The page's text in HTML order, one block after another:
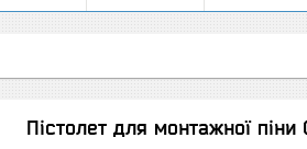
Пістолет для монтажної